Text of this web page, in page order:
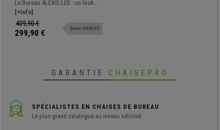
cm, en Métal et Bois, Rouge
et Noir
Le Bureau ALEXIS LED : un look
gamer sportif et de nombreux
accessoires, idéal pour jouer aux
jeux vidéo dans le plus grands
[+Info]
409,90 €
299,90 € Envoi GRATUIT
GARANTIE CHAISEPRO
SPÉCIALISTES EN CHAISES DE BUREAU
Le plus grand catalogue au niveau national